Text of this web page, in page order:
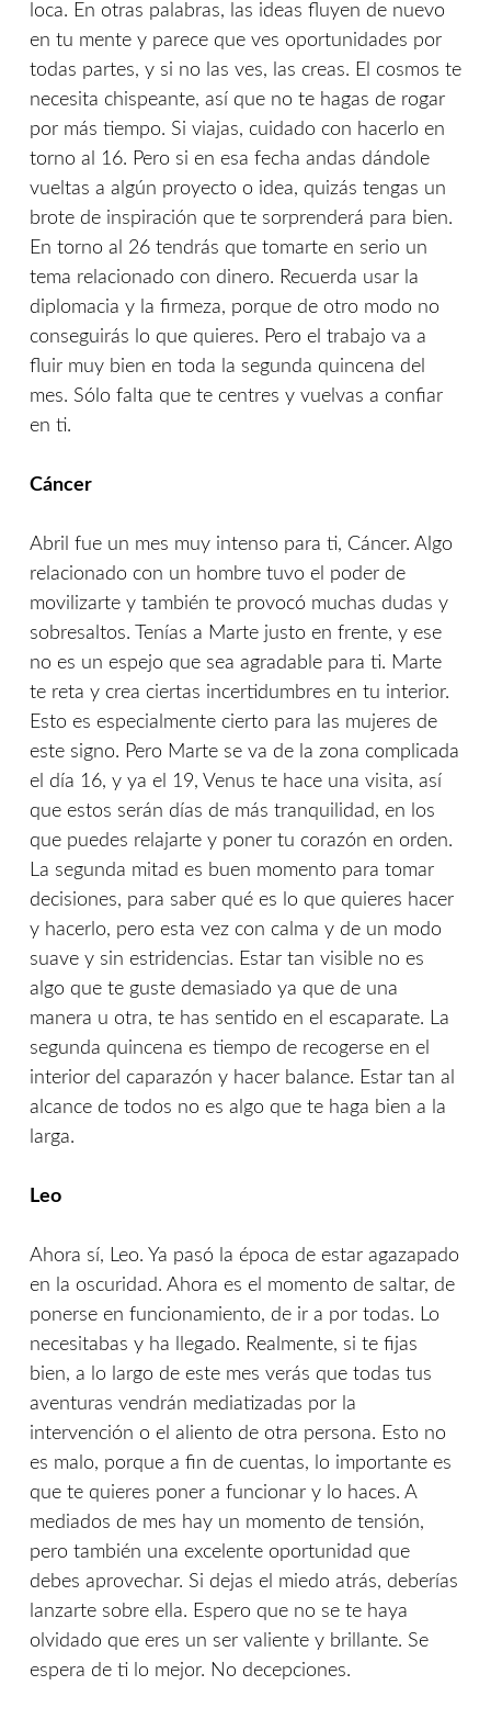
loca. En otras palabras, las ideas fluyen de nuevo
en tu mente y parece que ves oportunidades por
todas partes, y si no las ves, las creas. El cosmos te
necesita chispeante, así que no te hagas de rogar
por más tiempo. Si viajas, cuidado con hacerlo en
torno al 16. Pero si en esa fecha andas dándole
vueltas a algún proyecto o idea, quizás tengas un
brote de inspiración que te sorprenderá para bien.
En torno al 26 tendrás que tomarte en serio un
tema relacionado con dinero. Recuerda usar la
diplomacia y la firmeza, porque de otro modo no
conseguirás lo que quieres. Pero el trabajo va a
fluir muy bien en toda la segunda quincena del
mes. Sólo falta que te centres y vuelvas a confiar
en ti.
Cáncer
Abril fue un mes muy intenso para ti, Cáncer. Algo
relacionado con un hombre tuvo el poder de
movilizarte y también te provocó muchas dudas y
sobresaltos. Tenías a Marte justo en frente, y ese
no es un espejo que sea agradable para ti. Marte
te reta y crea ciertas incertidumbres en tu interior.
Esto es especialmente cierto para las mujeres de
este signo. Pero Marte se va de la zona complicada
el día 16, y ya el 19, Venus te hace una visita, así
que estos serán días de más tranquilidad, en los
que puedes relajarte y poner tu corazón en orden.
La segunda mitad es buen momento para tomar
decisiones, para saber qué es lo que quieres hacer
y hacerlo, pero esta vez con calma y de un modo
suave y sin estridencias. Estar tan visible no es
algo que te guste demasiado ya que de una
manera u otra, te has sentido en el escaparate. La
segunda quincena es tiempo de recogerse en el
interior del caparazón y hacer balance. Estar tan al
alcance de todos no es algo que te haga bien a la
larga.
Leo
Ahora sí, Leo. Ya pasó la época de estar agazapado
en la oscuridad. Ahora es el momento de saltar, de
ponerse en funcionamiento, de ir a por todas. Lo
necesitabas y ha llegado. Realmente, si te fijas
bien, a lo largo de este mes verás que todas tus
aventuras vendrán mediatizadas por la
intervención o el aliento de otra persona. Esto no
es malo, porque a fin de cuentas, lo importante es
que te quieres poner a funcionar y lo haces. A
mediados de mes hay un momento de tensión,
pero también una excelente oportunidad que
debes aprovechar. Si dejas el miedo atrás, deberías
lanzarte sobre ella. Espero que no se te haya
olvidado que eres un ser valiente y brillante. Se
espera de ti lo mejor. No decepciones.